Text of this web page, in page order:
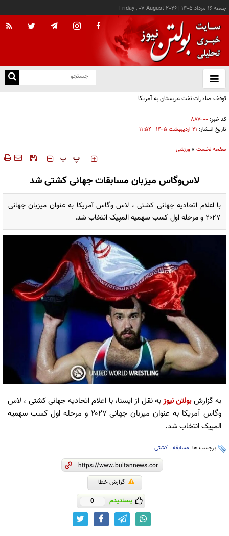
جمعه ۱۶ مرداد ۱۴۰۵ |
Friday , 07 August 2026
باز
و
توقف صادرات نفت عربستان به آمریکا
کد خبر: ۸۸۷۰۰۰
تاریخ انتشار: ۲۱ ارديبهشت ۱۴۰۵ - ۱۱:۵۴
صفحه نخست »ورزشی
‍‍‍ پ پ
لاس‌وگاس میزبان مسابقات جهانی کشتی شد
با اعلام اتحادیه جهانی کشتی ، لاس وگاس آمریکا به عنوان میزبان جهانی
۲۰۲۷ و مرحله اول کسب سهمیه المپیک انتخاب شد.
به گزارشبولتن نیوزبه نقل از ایسنا، با اعلام اتحادیه جهانی کشتی ، لاس
وگاس آمریکا به عنوان میزبان جهانی ۲۰۲۷ و مرحله اول کسب سهمیه
المپیک انتخاب شد.
برچسب ها: مسابقه ، کشتی
گزارش خطا
پسندیدم 0